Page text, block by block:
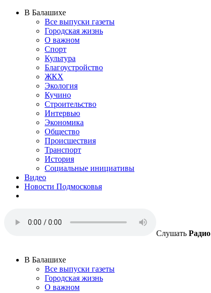
В Балашихе
Все выпуски газеты
Городская жизнь
О важном
Спорт
Культура
Благоустройство
ЖКХ
Экология
Кучино
Строительство
Интервью
Экономика
Общество
Происшествия
Транспорт
История
Социальные инициативы
Видео
Новости Подмосковья
Слушать Радио
В Балашихе
Все выпуски газеты
Городская жизнь
О важном